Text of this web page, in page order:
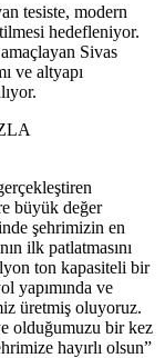
tesiste, modern
hedefleniyor.
Sivas
ve altyapı
büyük değer
şehrimizin en
ilk patlatmasını
ton kapasiteli bir
yapımında ve
üretmiş oluyoruz.
olduğumuzu bir kez
hayırlı olsun”